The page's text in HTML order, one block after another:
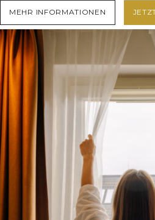
MEHR INFORMATIONEN